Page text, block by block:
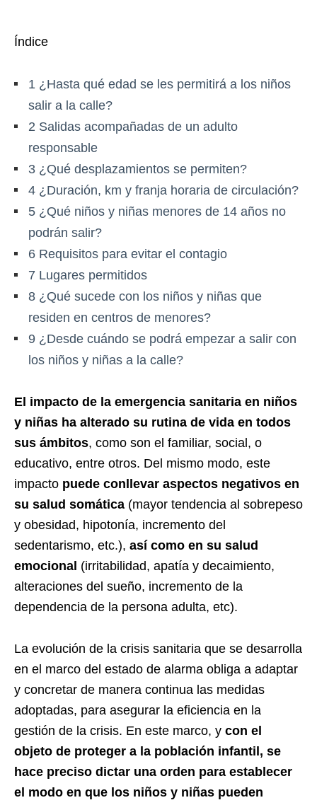
Índice
1 ¿Hasta qué edad se les permitirá a los niños
salir a la calle?
2 Salidas acompañadas de un adulto
responsable
3 ¿Qué desplazamientos se permiten?
4 ¿Duración, km y franja horaria de circulación?
5 ¿Qué niños y niñas menores de 14 años no
podrán salir?
6 Requisitos para evitar el contagio
7 Lugares permitidos
8 ¿Qué sucede con los niños y niñas que
residen en centros de menores?
9 ¿Desde cuándo se podrá empezar a salir con
los niños y niñas a la calle?
El impacto de la emergencia sanitaria en niños
y niñas ha alterado su rutina de vida en todos
sus ámbitos, como son el familiar, social, o
educativo, entre otros. Del mismo modo, este
impacto puede conllevar aspectos negativos en
su salud somática (mayor tendencia al sobrepeso
y obesidad, hipotonía, incremento del
sedentarismo, etc.), así como en su salud
emocional (irritabilidad, apatía y decaimiento,
alteraciones del sueño, incremento de la
dependencia de la persona adulta, etc).
La evolución de la crisis sanitaria que se desarrolla
en el marco del estado de alarma obliga a adaptar
y concretar de manera continua las medidas
adoptadas, para asegurar la eficiencia en la
gestión de la crisis. En este marco, y con el
objeto de proteger a la población infantil, se
hace preciso dictar una orden para establecer
el modo en que los niños y niñas pueden